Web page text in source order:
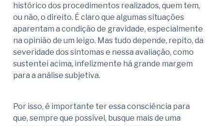
histórico dos procedimentos realizados, quem tem,
ou não, o direito. É claro que algumas situações
aparentam a condição de gravidade, especialmente
na opinião de um leigo. Mas tudo depende, repito, da
severidade dos sintomas e nessa avaliação, como
sustentei acima, infelizmente há grande margem
para a análise subjetiva.
Por isso, é importante ter essa consciência para
que, sempre que possível, busque mais de uma